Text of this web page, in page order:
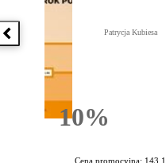
Poprzednia książka
10%Rabatu
Patrycja Kubiesa
Cena promocyjna: